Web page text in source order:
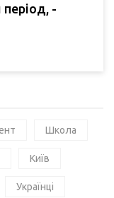
-
Школа
Київ
Українці